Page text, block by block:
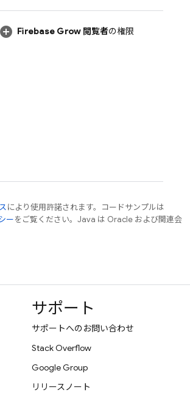
Firebase Grow 閲覧者の権限
により使用許諾されます。コードサンプルは
ーをご覧ください。Java は Oracle および関連会
サポート
サポートへのお問い合わせ
Stack Overflow
Google Group
リリースノート